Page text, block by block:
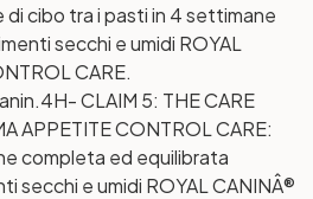
cibo tra i pasti in 4 settimane
secchi e umidi ROYAL
CARE.
4H- CLAIM 5: THE CARE
APPETITE CONTROL CARE:
completa ed equilibrata
secchi e umidi ROYAL CANINÂ®